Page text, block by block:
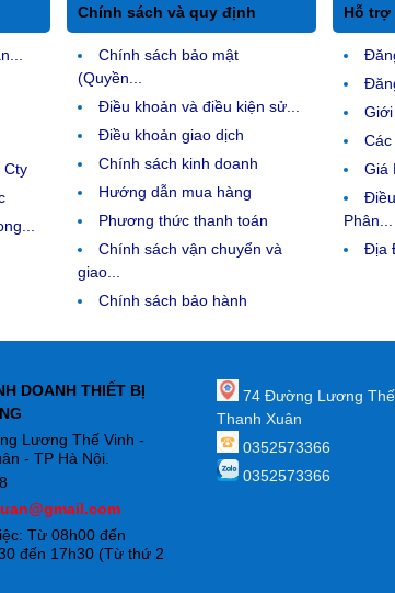
Cty
Chính sách và quy định
Chính sách bảo mật
(Quyền...
Điều khoản và điều kiện sử...
Điều khoản giao dịch
Chính sách kinh doanh
Hướng dẫn mua hàng
Phương thức thanh toán
Chính sách vận chuyển và
giao...
Chính sách bảo hành
Hỗ trợ
Các
Giá
Phân...
Địa
DOANH THIẾT BỊ
Lương Thế Vinh -
- TP Hà Nội.
Từ 08h00 đến
đến 17h30 (Từ thứ 2
74 Đường Lương
Thanh Xuân
0352573366
0352573366